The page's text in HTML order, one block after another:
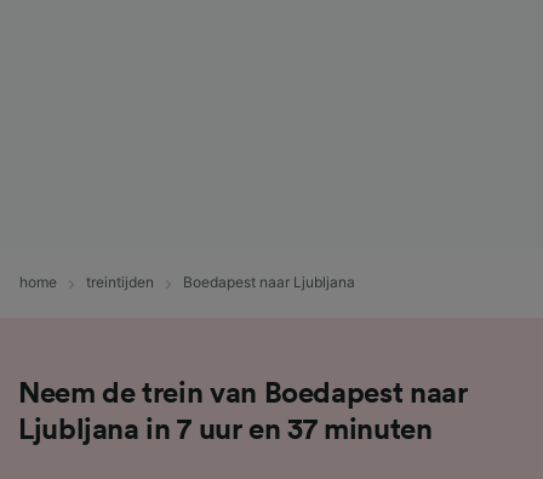
home treintijden Boedapest naar Ljubljana
Neem de trein van Boedapest naar
Ljubljana in 7 uur en 37 minuten